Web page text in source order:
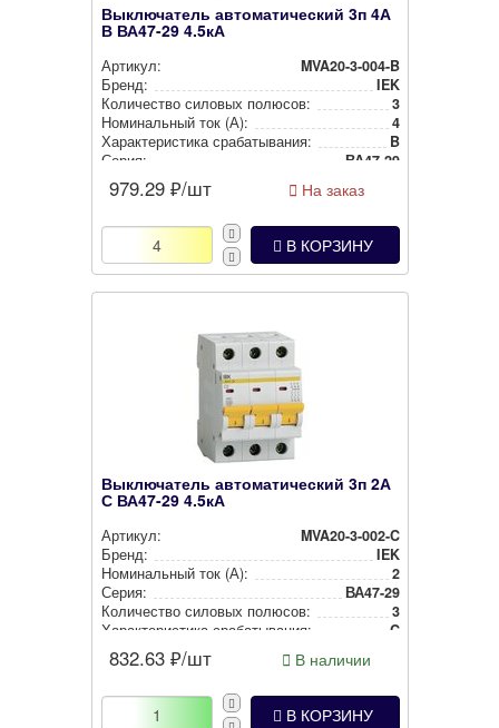
Выключатель автоматический 3п 4А
В ВА47-29 4.5кА
Артикул:
MVA20-3-004-B
Бренд:
IEK
Количество силовых полюсов:
3
Номи­наль­ный ток (А):
4
Харак­те­рис­ти­ка сра­ба­ты­ва­ния:
B
Серия:
ВА47-29
979.29 ₽/шт На заказ
В КОРЗИНУ
Выключатель автоматический 3п 2А
С ВА47-29 4.5кА
Артикул:
MVA20-3-002-C
Бренд:
IEK
Номи­наль­ный ток (А):
2
Серия:
ВА47-29
Количество силовых полюсов:
3
Харак­те­рис­ти­ка сра­ба­ты­ва­ния:
C
832.63 ₽/шт В наличии
В КОРЗИНУ